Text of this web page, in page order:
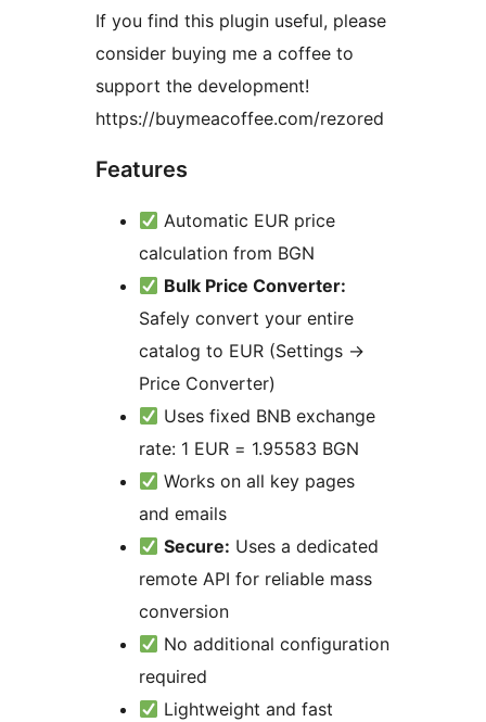
If you find this plugin useful, please
consider buying me a coffee to
support the development!
https://buymeacoffee.com/rezored
Features
Automatic EUR price
calculation from BGN
Bulk Price Converter:
Safely convert your entire
catalog to EUR (Settings ->
Price Converter)
Uses fixed BNB exchange
rate: 1 EUR = 1.95583 BGN
Works on all key pages
and emails
Secure: Uses a dedicated
remote API for reliable mass
conversion
No additional configuration
required
Lightweight and fast